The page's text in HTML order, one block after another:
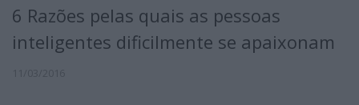
6 Razões pelas quais as pessoas
inteligentes dificilmente se apaixonam